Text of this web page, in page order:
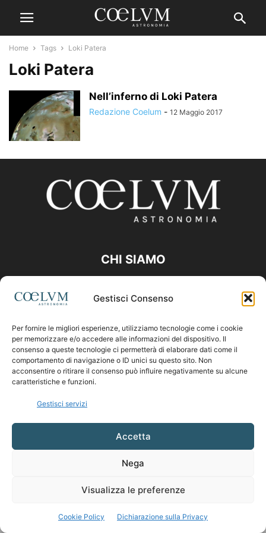
Gestisci Consenso
Per fornire le migliori esperienze, utilizziamo tecnologie come i cookie
per memorizzare e/o accedere alle informazioni del dispositivo. Il
consenso a queste tecnologie ci permetterà di elaborare dati come il
comportamento di navigazione o ID unici su questo sito. Non
acconsentire o ritirare il consenso può influire negativamente su alcune
caratteristiche e funzioni.
Gestisci servizi
Accetta
Nega
Visualizza le preferenze
Cookie Policy Dichiarazione sulla Privacy
Home Tags Loki Patera
Loki Patera
Nell’inferno di Loki Patera
Redazione Coelum - 12 Maggio 2017
CHI SIAMO
Contattaci:coelumastro@coelum.com
SEGUICI